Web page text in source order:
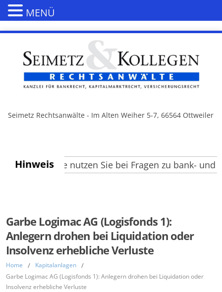
Seimetz Rechtsanwälte - Im Alten Weiher 5-7, 66564 Ottweiler
Hinweisbitte nutzen Sie bei Fragen zu bank- und
Garbe Logimac AG (Logisfonds 1):
Anlegern drohen bei Liquidation oder
Insolvenz erhebliche Verluste
Home / Kapitalanlagen /
Garbe Logimac AG (Logisfonds 1): Anlegern drohen bei Liquidation oder
Insolvenz erhebliche Verluste
MENÜ